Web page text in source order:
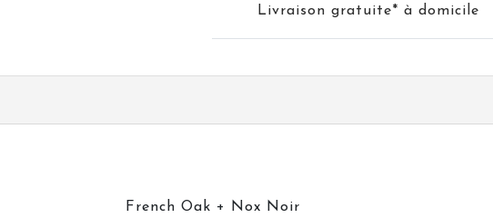
Livraison gratuite* à domicile
French Oak + Nox Noir